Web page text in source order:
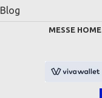
Blog
MESSE HOME